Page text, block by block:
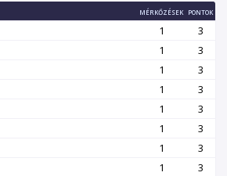
MÉRKŐZÉSEK PONTOK
1
3
1
3
1
3
1
3
1
3
1
3
1
3
1
3